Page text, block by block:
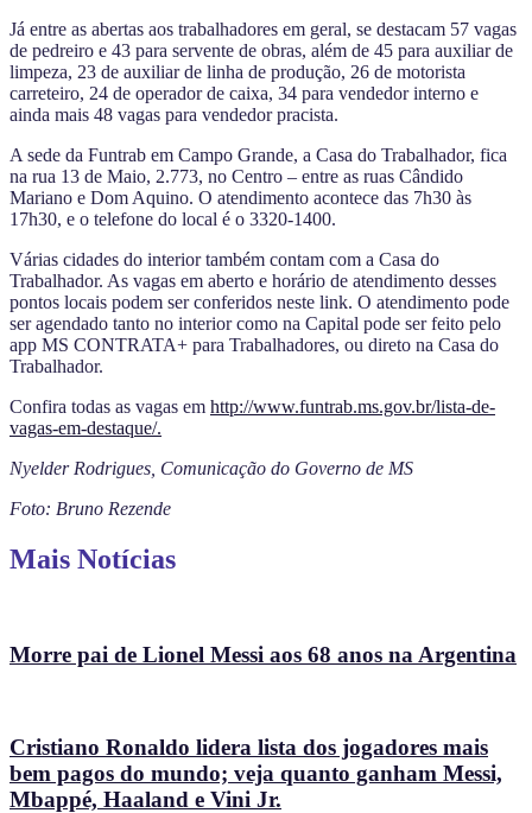
Já entre as abertas aos trabalhadores em geral, se destacam 57 vagas
de pedreiro e 43 para servente de obras, além de 45 para auxiliar de
limpeza, 23 de auxiliar de linha de produção, 26 de motorista
carreteiro, 24 de operador de caixa, 34 para vendedor interno e
ainda mais 48 vagas para vendedor pracista.
A sede da Funtrab em Campo Grande, a Casa do Trabalhador, fica
na rua 13 de Maio, 2.773, no Centro – entre as ruas Cândido
Mariano e Dom Aquino. O atendimento acontece das 7h30 às
17h30, e o telefone do local é o 3320-1400.
Várias cidades do interior também contam com a Casa do
Trabalhador. As vagas em aberto e horário de atendimento desses
pontos locais podem ser conferidos neste link. O atendimento pode
ser agendado tanto no interior como na Capital pode ser feito pelo
app MS CONTRATA+ para Trabalhadores, ou direto na Casa do
Trabalhador.
Confira todas as vagas em http://www.funtrab.ms.gov.br/lista-de-
vagas-em-destaque/.
Nyelder Rodrigues, Comunicação do Governo de MS
Foto: Bruno Rezende
Mais Notícias
Morre pai de Lionel Messi aos 68 anos na Argentina
Cristiano Ronaldo lidera lista dos jogadores mais
bem pagos do mundo; veja quanto ganham Messi,
Mbappé, Haaland e Vini Jr.